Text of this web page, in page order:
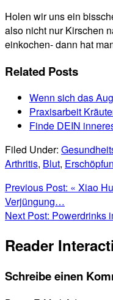
Holen wir uns ein
also nicht nur Kirschen
einkochen- dann hat
Related Posts
Wenn sich das
Praxisarbeit
Finde DEIN
Filed Under:
Arthritis, Blut,
Previous Post: « Xiao
Verjüngung…
Next Post: Powerdrinks
Reader
Schreibe einen